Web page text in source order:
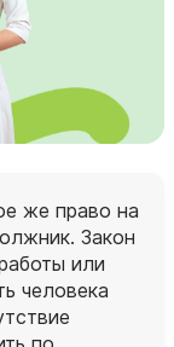
же право на
Закон
или
человека